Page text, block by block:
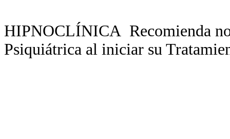
HIPNOCLÍNICA Recomienda
Psiquiátrica al iniciar su